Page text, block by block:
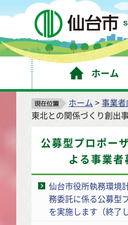
ホーム
ホーム >事業
東北との関係づくり創出
公募型プロポー
よる事業者
仙台市役所執務環境
務委託に係る公募型
を実施します（終了